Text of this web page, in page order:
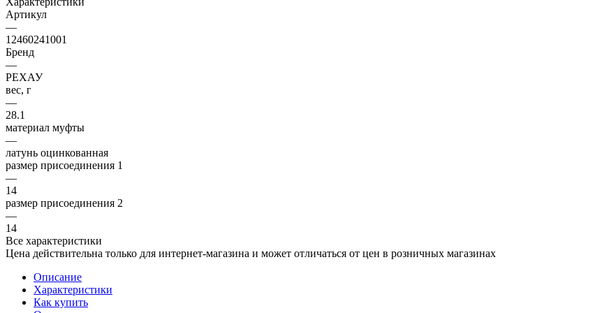
Артикул
—
12460241001
Бренд
—
РЕХАУ
вес, г
—
28.1
материал муфты
—
латунь оцинкованная
размер присоединения 1
—
14
размер присоединения 2
—
14
Все характеристики
Цена действительна только для интернет-магазина и может отличаться от цен в розничных магазинах
Описание
Характеристики
Как купить